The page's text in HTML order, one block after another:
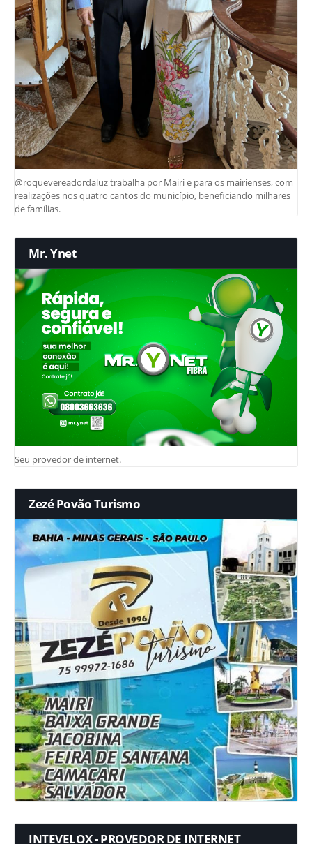
@roquevereadordaluz trabalha por Mairi e para os mairienses, com
realizações nos quatro cantos do município, beneficiando milhares
de famílias.
Mr. Ynet
Seu provedor de internet.
Zezé Povão Turismo
INTEVELOX - PROVEDOR DE INTERNET